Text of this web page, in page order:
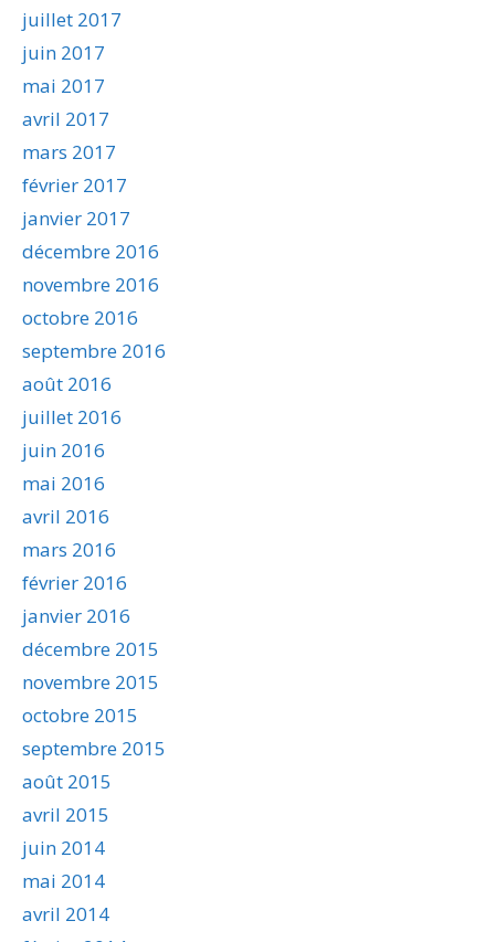
juillet 2017
juin 2017
mai 2017
avril 2017
mars 2017
février 2017
janvier 2017
décembre 2016
novembre 2016
octobre 2016
septembre 2016
août 2016
juillet 2016
juin 2016
mai 2016
avril 2016
mars 2016
février 2016
janvier 2016
décembre 2015
novembre 2015
octobre 2015
septembre 2015
août 2015
avril 2015
juin 2014
mai 2014
avril 2014